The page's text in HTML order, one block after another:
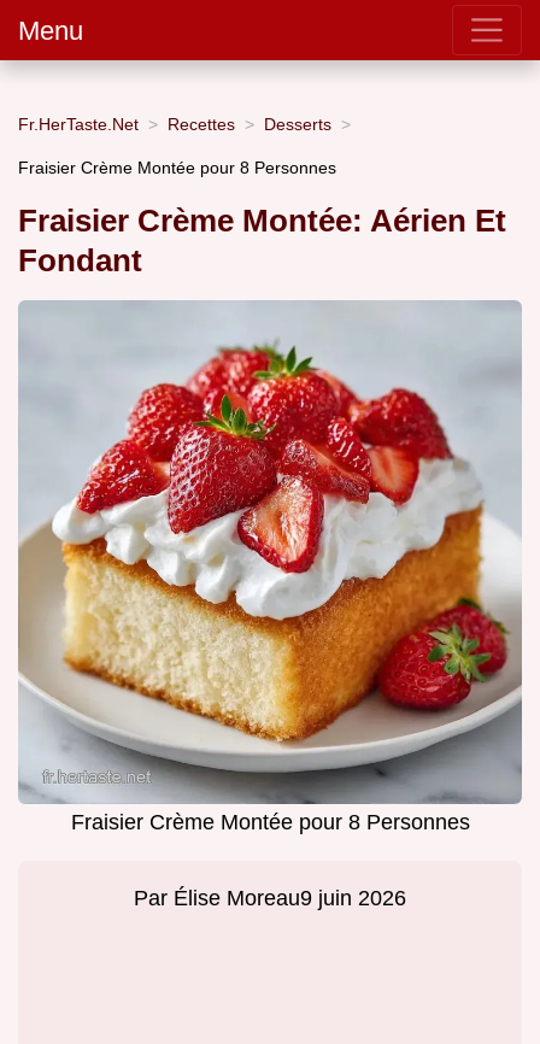
Menu
Fr.HerTaste.Net Recettes Desserts
Fraisier Crème Montée pour 8 Personnes
Fraisier Crème Montée: Aérien Et
Fondant
Fraisier Crème Montée pour 8 Personnes
Par Élise Moreau9 juin 2026